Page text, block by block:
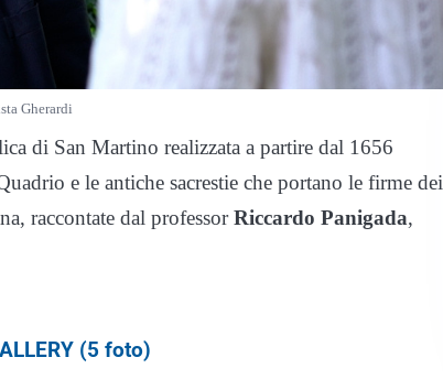
Gherardi
di San Martino realizzata a partire dal 1656
e le antiche sacrestie che portano le firme dei
raccontate dal professorRiccardo Panigada,
(5 foto)